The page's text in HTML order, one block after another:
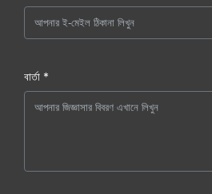
বার্তা *